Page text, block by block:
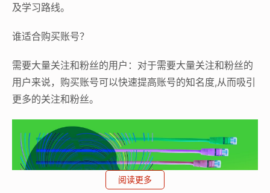
及学习路线。
谁适合购买账号？
需要大量关注和粉丝的用户：对于需要大量关注和粉丝的
用户来说，购买账号可以快速提高账号的知名度,从而吸引
更多的关注和粉丝。
阅读更多